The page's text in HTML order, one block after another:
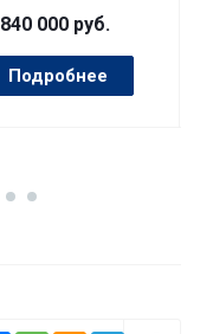
840 000 руб.
Подробнее